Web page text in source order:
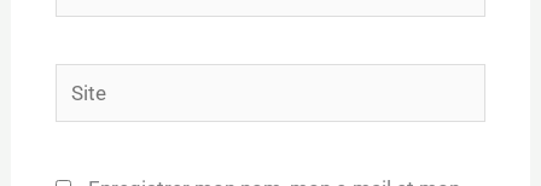
mail*
Site